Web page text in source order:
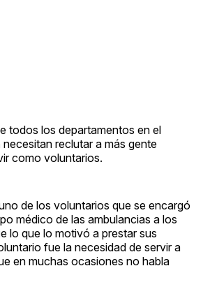
todos los departamentos en el
reclutar a más gente
como voluntarios.
de los voluntarios que se encargó
médico de las ambulancias a los
lo que lo motivó a prestar sus
fue la necesidad de servir a
en muchas ocasiones no habla